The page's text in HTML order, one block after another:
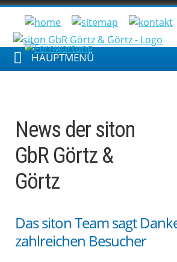
HAUPTMENÜ
News der siton
GbR Görtz &
Görtz
Das siton Team sagt
zahlreichen Besucher